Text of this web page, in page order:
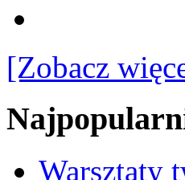
[Zobacz
Warsztaty